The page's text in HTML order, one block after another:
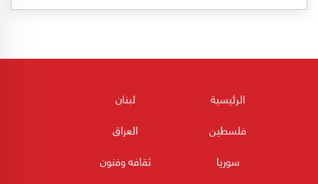
الرئيسية
لبنان
فلسطين
العراق
سوريا
ثقافه وفنون